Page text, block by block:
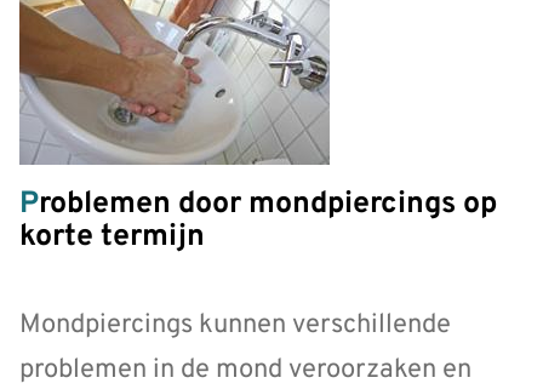
Problemen door mondpiercings op
korte termijn
Mondpiercings kunnen verschillende
problemen in de mond veroorzaken en